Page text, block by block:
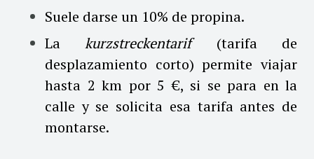
Suele darse un 10% de propina.
Lakurzstreckentarif(tarifa de
desplazamiento corto) permite viajar
hasta 2 km por 5 €, si se para en la
calle y se solicita esa tarifa antes de
montarse.